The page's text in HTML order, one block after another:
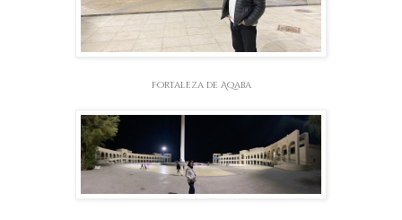
Fortaleza de Aqaba